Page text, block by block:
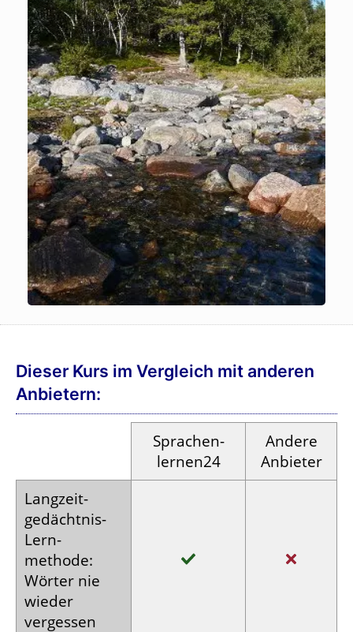
Dieser Kurs im Vergleich mit anderen
Anbietern:
Sprachen­
lernen24
Andere
Anbieter
Langzeit­
gedächtnis-
Lern­
methode:
Wörter nie
wieder
vergessen